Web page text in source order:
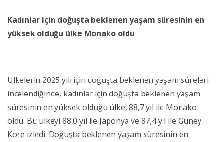
Kadınlar için doğuşta beklenen yaşam süresinin en
yüksek olduğu ülke Monako oldu
Ülkelerin 2025 yılı için doğuşta beklenen yaşam süreleri
incelendiğinde, kadınlar için doğuşta beklenen yaşam
süresinin en yüksek olduğu ülke, 88,7 yıl ile Monako
oldu. Bu ülkeyi 88,0 yıl ile Japonya ve 87,4 yıl ile Güney
Kore izledi. Doğuşta beklenen yaşam süresinin en